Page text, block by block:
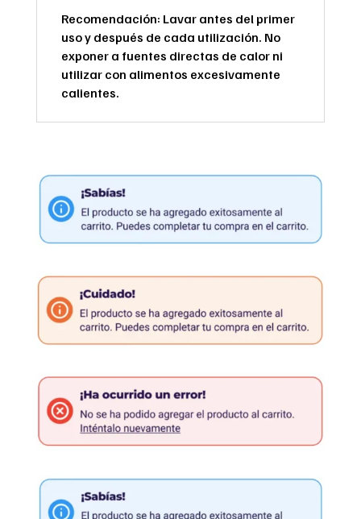
Recomendación: Lavar antes del primer
uso y después de cada utilización. No
exponer a fuentes directas de calor ni
utilizar con alimentos excesivamente
calientes.